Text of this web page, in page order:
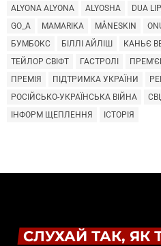
ALYONA ALYONA ALYOSHA DUA
GO_A
MAMARIKA MÅNESKIN
БУМБОКС
БІЛЛІ АЙЛІШ КАНЬЄ
ТЕЙЛОР СВІФТ
ГАСТРОЛІ
ПРЕМІЯ
ПІДТРИМКА УКРАЇНИ
РОСІЙСЬКО-УКРАЇНСЬКА ВІЙНА
ІНФОРМ ЩЕПЛЕННЯ
ІСТОРІЯ
СЛУХАЙ ТАК, ЯК